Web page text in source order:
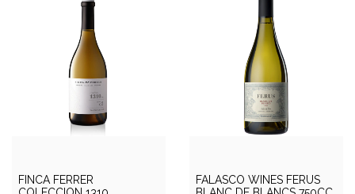
FINCA FERRER
FALASCO WINES FERUS